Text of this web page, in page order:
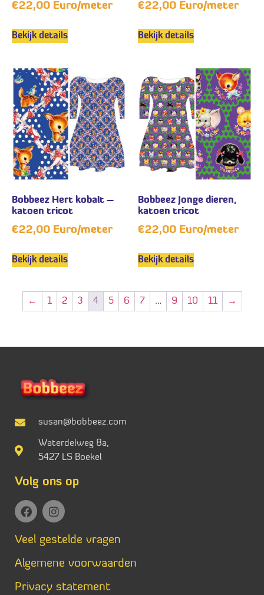
€22,00 Euro/meter
Bekijk details
€22,00 Euro/meter
Bekijk details
Bobbeez Hert kobalt –
katoen tricot
€22,00 Euro/meter
Bekijk details
Bobbeez Jonge dieren,
katoen tricot
€22,00 Euro/meter
Bekijk details
← 1 2 3 4 5 6 7 … 9 10 11 →
susan@bobbeez.com
Waterdelweg 8a,
5427 LS Boekel
Volg ons op
Veel gestelde vragen
Algemene voorwaarden
Privacy statement